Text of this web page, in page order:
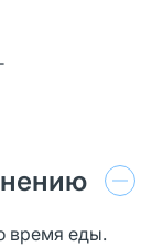
время еды.